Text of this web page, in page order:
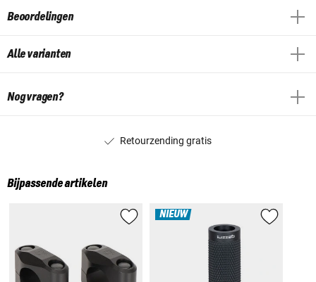
Beoordelingen
Alle varianten
Nog vragen?
Retourzending gratis
Bijpassende artikelen
NIEUW